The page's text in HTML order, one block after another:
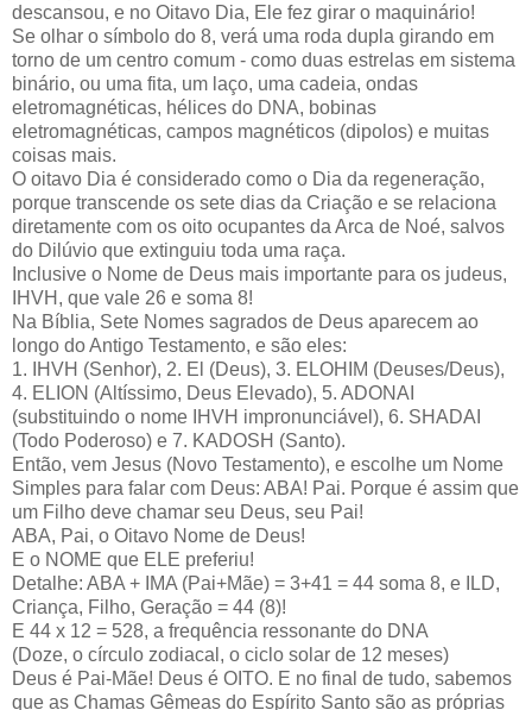
descansou, e no Oitavo Dia, Ele fez girar o maquinário!
Se olhar o símbolo do 8, verá uma roda dupla girando em
torno de um centro comum - como duas estrelas em sistema
binário, ou uma fita, um laço, uma cadeia, ondas
eletromagnéticas, hélices do DNA, bobinas
eletromagnéticas, campos magnéticos (dipolos) e muitas
coisas mais.
O oitavo Dia é considerado como o Dia da regeneração,
porque transcende os sete dias da Criação e se relaciona
diretamente com os oito ocupantes da Arca de Noé, salvos
do Dilúvio que extinguiu toda uma raça.
Inclusive o Nome de Deus mais importante para os judeus,
IHVH, que vale 26 e soma 8!
Na Bíblia, Sete Nomes sagrados de Deus aparecem ao
longo do Antigo Testamento, e são eles:
1. IHVH (Senhor), 2. El (Deus), 3. ELOHIM (Deuses/Deus),
4. ELION (Altíssimo, Deus Elevado), 5. ADONAI
(substituindo o nome IHVH impronunciável), 6. SHADAI
(Todo Poderoso) e 7. KADOSH (Santo).
Então, vem Jesus (Novo Testamento), e escolhe um Nome
Simples para falar com Deus: ABA! Pai. Porque é assim que
um Filho deve chamar seu Deus, seu Pai!
ABA, Pai, o Oitavo Nome de Deus!
E o NOME que ELE preferiu!
Detalhe: ABA + IMA (Pai+Mãe) = 3+41 = 44 soma 8, e ILD,
Criança, Filho, Geração = 44 (8)!
E 44 x 12 = 528, a frequência ressonante do DNA
(Doze, o círculo zodiacal, o ciclo solar de 12 meses)
Deus é Pai-Mãe! Deus é OITO. E no final de tudo, sabemos
que as Chamas Gêmeas do Espírito Santo são as próprias